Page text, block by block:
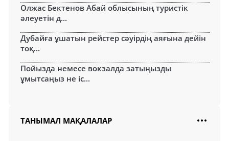
Олжас Бектенов Абай облысының туристік
әлеуетін д...
Дубайға ұшатын рейстер сәуірдің аяғына дейін
тоқ...
Пойызда немесе вокзалда затыңызды
ұмытсаңыз не іс...
ТАНЫМАЛ МАҚАЛАЛАР